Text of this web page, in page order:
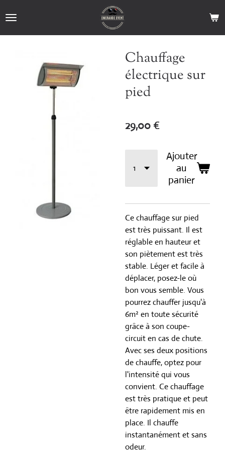
au
contenu
Chauffage
électrique sur
pied
29,00 €
Ajouter
au
panier
Ce chauffage sur pied
est très puissant. Il est
réglable en hauteur et
son piètement est très
stable. Léger et facile à
déplacer, posez-le où
bon vous semble. Vous
pourrez chauffer jusqu'à
6m² en toute sécurité
grâce à son coupe-
circuit en cas de chute.
Avec ses deux positions
de chauffe, optez pour
l'intensité qui vous
convient. Ce chauffage
est très pratique et peut
être rapidement mis en
place. Il chauffe
instantanément et sans
odeur.